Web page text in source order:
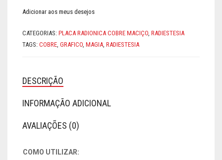
Adicionar aos meus desejos
CATEGORIAS: PLACA RADIONICA COBRE MACIÇO RADIESTESIA
TAGS: COBRE GRAFICO MAGIA RADIESTESIA
DESCRIÇÃO
INFORMAÇÃO ADICIONAL
AVALIAÇÕES (0)
COMO UTILIZAR: